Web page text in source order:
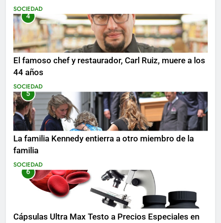
SOCIEDAD
4
El famoso chef y restaurador, Carl Ruiz, muere a los
44 años
SOCIEDAD
5
La familia Kennedy entierra a otro miembro de la
familia
SOCIEDAD
6
Cápsulas Ultra Max Testo a Precios Especiales en